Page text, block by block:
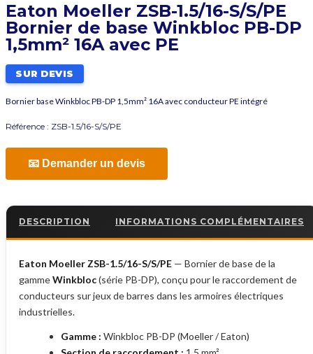
Eaton Moeller ZSB-1.5/16-S/S/PE
Bornier de base Winkbloc PB-DP
1,5mm² 16A avec PE
SUR DEVIS
Bornier base Winkbloc PB-DP 1,5mm² 16A avec conducteur PE intégré
Référence : ZSB-1.5/16-S/S/PE
📧 Demander un devis
DESCRIPTION INFORMATIONS COMPLÉMENTAIRES
Eaton Moeller ZSB-1.5/16-S/S/PE — Bornier de base de la
gammeWinkbloc(série PB-DP), conçu pour le raccordement de
conducteurs sur jeux de barres dans les armoires électriques
industrielles.
Gamme : Winkbloc PB-DP (Moeller / Eaton)